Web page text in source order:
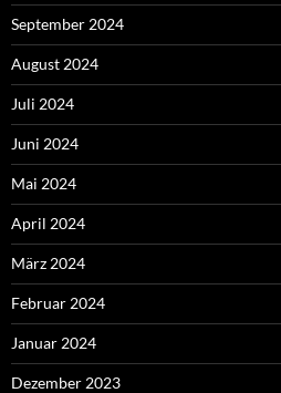
September 2024
August 2024
Juli 2024
Juni 2024
Mai 2024
April 2024
März 2024
Februar 2024
Januar 2024
Dezember 2023